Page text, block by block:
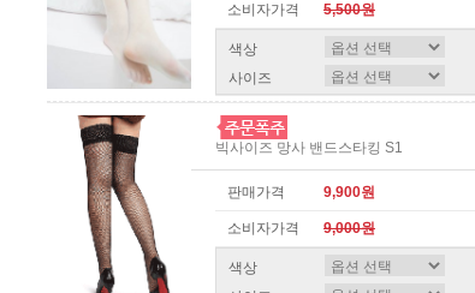
소비자가격 5,500원
색상
사이즈
빅사이즈 망사 밴드스타킹 S1
판매가격 9,900원
소비자가격 9,000원
색상